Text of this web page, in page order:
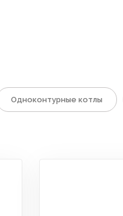
Одноконтурные котлы